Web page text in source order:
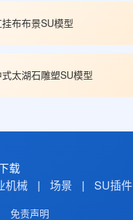
布布景SU模型
太湖石雕塑SU模型
载
机械 | 场景 | SU插件
免责声明